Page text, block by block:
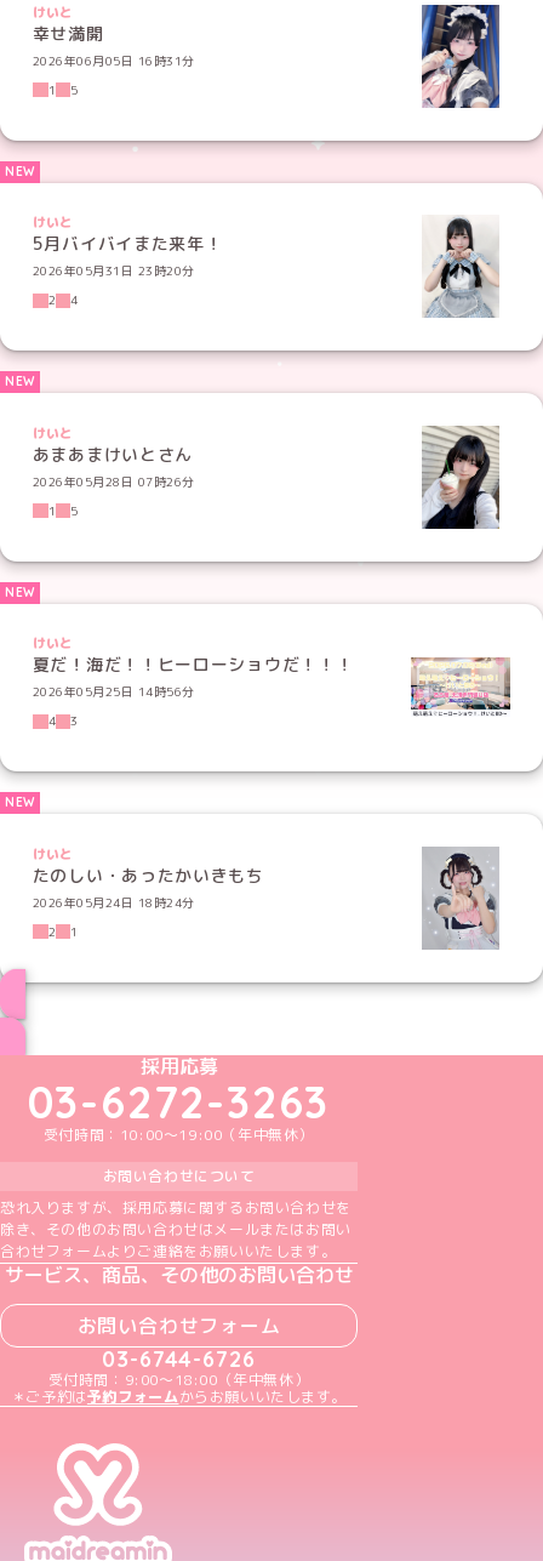
けいと
幸せ満開
2026年06月05日 16時31分
1
5
けいと
5月バイバイまた来年！
2026年05月31日 23時20分
2
4
けいと
あまあまけいとさん
2026年05月28日 07時26分
1
5
けいと
夏だ！海だ！！ヒーローショウだ！！！
2026年05月25日 14時56分
4
3
けいと
たのしい・あったかいきもち
2026年05月24日 18時24分
2
1
めいどりーみんTikTok公式アカウント
めいどりーみんX公式アカウント
めいどりーみんInstagram公式アカウント
めいどりーみんFacebook公式アカウン
めいどりーみんYouTube公式アカ
採用応募
03-6272-3263
受付時間：10:00～19:00（年中無休）
お問い合わせについて
恐れ入りますが、採用応募に関するお問い合わせを
除き、その他のお問い合わせはメールまたはお問い
合わせフォームよりご連絡をお願いいたします。
サービス、商品、その他のお問い合わせ
お問い合わせフォーム
03-6744-6726
受付時間：9:00～18:00（年中無休）
＊ご予約は予約フォームからお願いいたします。